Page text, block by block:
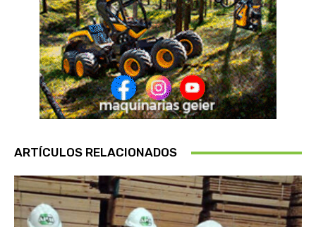
ARTÍCULOS RELACIONADOS